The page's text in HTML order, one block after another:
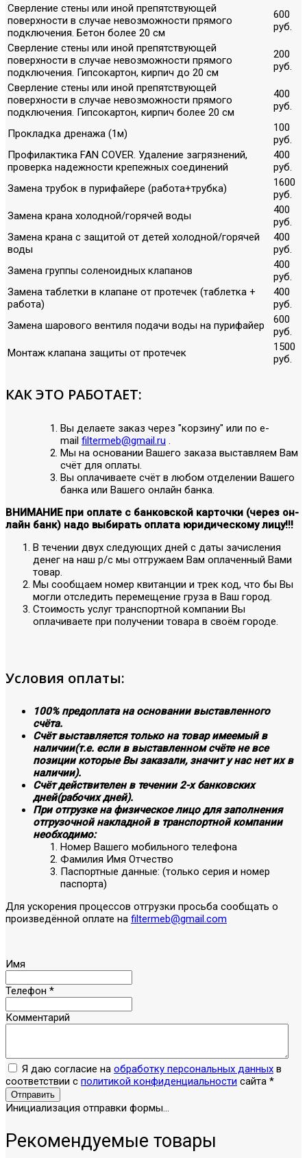
Сверление стены или иной препятствующей
поверхности в случае невозможности прямого
подключения. Бетон более 20 см
600
руб.
Сверление стены или иной препятствующей
поверхности в случае невозможности прямого
подключения. Гипсокартон, кирпич до 20 см
200
руб.
Сверление стены или иной препятствующей
поверхности в случае невозможности прямого
подключения. Гипсокартон, кирпич более 20 см
400
руб.
Прокладка дренажа (1м)
100
руб.
Профилактика FAN COVER. Удаление загрязнений,
проверка надежности крепежных соединений
400
руб.
Замена трубок в пурифайере (работа+трубка)
1600
руб.
Замена крана холодной/горячей воды
400
руб.
Замена крана с защитой от детей холодной/горячей
воды
400
руб.
Замена группы соленоидных клапанов
400
руб.
Замена таблетки в клапане от протечек (таблетка +
работа)
400
руб.
Замена шарового вентиля подачи воды на пурифайер
600
руб.
Монтаж клапана защиты от протечек
1500
руб.
КАК ЭТО РАБОТАЕТ:
Вы делаете заказ через "корзину" или по е-
mail filtermeb@gmail.ru .
Мы на основании Вашего заказа выставляем Вам
счёт для оплаты.
Вы оплачиваете счёт в любом отделении Вашего
банка или Вашего онлайн банка.
ВНИМАНИЕ при оплате с банковской карточки (через он-
лайн банк) надо выбирать оплата юридическому лицу!!!
В течении двух следующих дней с даты зачисления
денег на наш р/с мы отгружаем Вам оплаченный Вами
товар.
Мы сообщаем номер квитанции и трек код, что бы Вы
могли отследить перемещение груза в Ваш город.
Стоимость услуг транспортной компании Вы
оплачиваете при получении товара в своём городе.
Условия оплаты:
100% предоплата на основании выставленного
счёта.
Счёт выставляется только на товар имеемый в
наличии(т.е. если в выставленном счёте не все
позиции которые Вы заказали, значит у нас нет их в
наличии).
Счёт действителен в течении 2-х банковских
дней(рабочих дней).
При отгрузке на физическое лицо для заполнения
отгрузочной накладной в транспортной компании
необходимо:
Номер Вашего мобильного телефона
Фамилия Имя Отчество
Паспортные данные: (только серия и номер
паспорта)
Для ускорения процессов отгрузки просьба сообщать о
произведённой оплате на filtermeb@gmail.com
Имя
Телефон *
Комментарий
Я даю согласие на обработку персональных данных в
соответствии с политикой конфиденциальности сайта *
Отправить
Инициализация отправки формы...
Рекомендуемые товары